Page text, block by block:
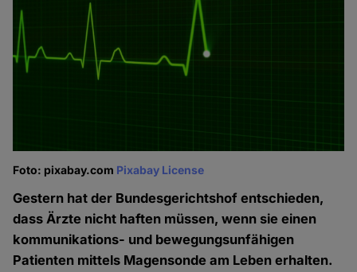
Foto: pixabay.com Pixabay License
Gestern hat der Bundesgerichtshof entschieden,
dass Ärzte nicht haften müssen, wenn sie einen
kommunikations- und bewegungsunfähigen
Patienten mittels Magensonde am Leben erhalten.